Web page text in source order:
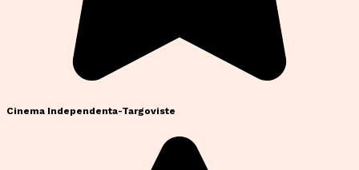
Cinema Independenta-Targoviste